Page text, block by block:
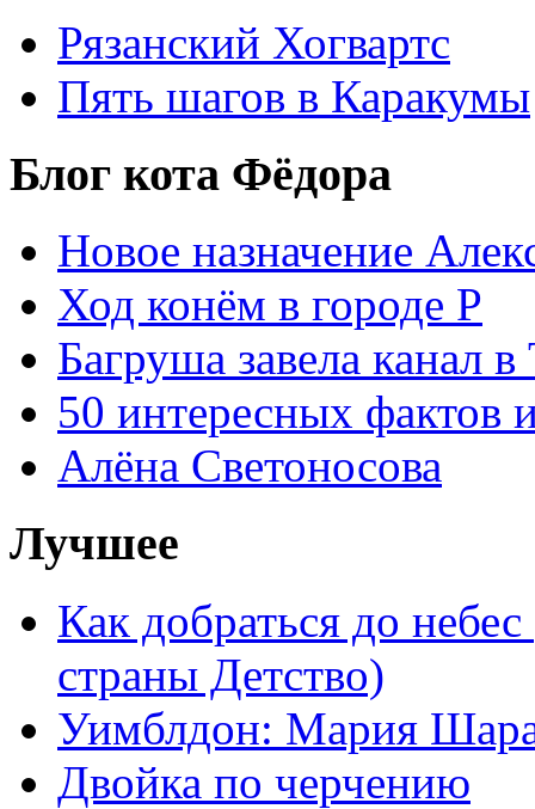
Рязанский Хогвартс
Пять шагов в Каракумы
Блог кота Фёдора
Новое назначение
Ход конём в городе Р
Багруша завела канал в
50 интересных фактов
Алёна Светоносова
Лучшее
Как добраться до
страны Детство)
Уимблдон: Мария
Двойка по черчению